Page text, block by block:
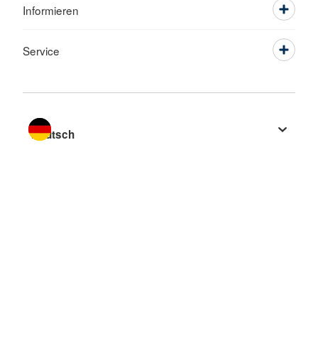
Informieren
Service
Sprache wechseln zu